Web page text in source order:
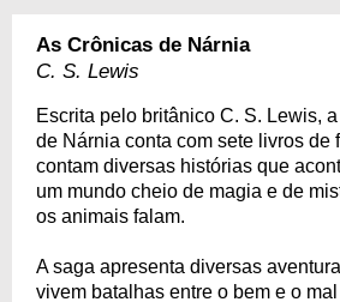
As Crônicas de Nárnia
C. S. Lewis
Escrita pelo britânico C. S. Lewis,
de Nárnia conta com sete livros de
contam diversas histórias que
um mundo cheio de magia e de
os animais falam.
A saga apresenta diversas
vivem batalhas entre o bem e o